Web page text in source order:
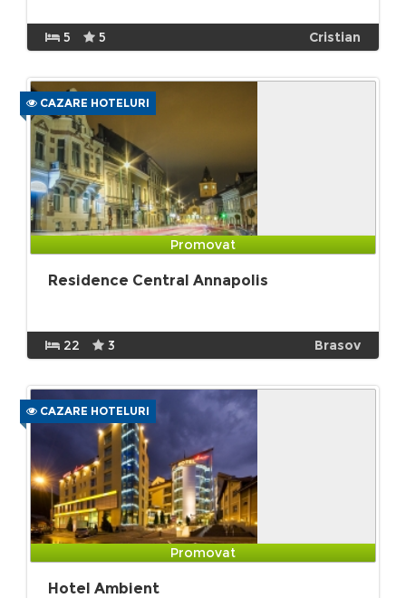
5 5 Cristian
CAZARE HOTELURI
Promovat
Residence Central Annapolis
22 3 Brasov
CAZARE HOTELURI
Promovat
Hotel Ambient